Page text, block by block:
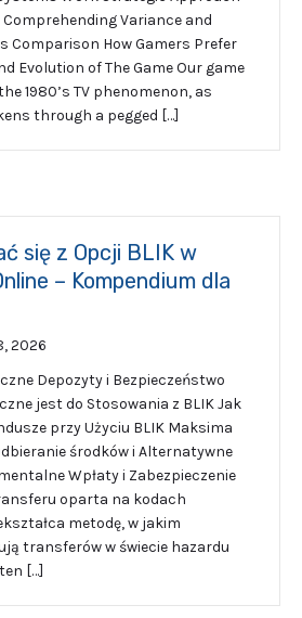
Variance and
Comparison How Gamers Prefer
Evolution of The Game Our game
1980’s TV phenomenon, as
through a pegged […]
się z Opcji BLIK w
– Kompendium dla
2026
Depozyty i Bezpieczeństwo
jest do Stosowania z BLIK Jak
przy Użyciu BLIK Maksima
środków i Alternatywne
Wpłaty i Zabezpieczenie
oparta na kodach
metodę, w jakim
transferów w świecie hazardu
[…]